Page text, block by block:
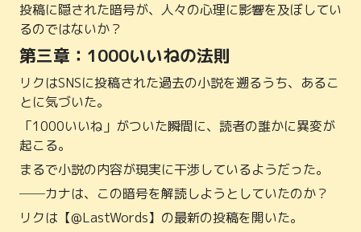
投稿に隠された暗号が、人々の心理に影響を及ぼしてい
るのではないか？
第三章：1000いいねの法則
リクはSNSに投稿された過去の小説を遡るうち、あるこ
とに気づいた。
「1000いいね」がついた瞬間に、読者の誰かに異変が
起こる。
まるで小説の内容が現実に干渉しているようだった。
──カナは、この暗号を解読しようとしていたのか？
リクは【@LastWords】の最新の投稿を開いた。